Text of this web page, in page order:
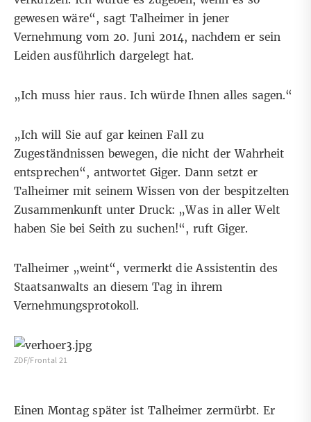
gewesen wäre“, sagt Talheimer in jener
Vernehmung vom 20. Juni 2014, nachdem er sein
Leiden ausführlich dargelegt hat.
„Ich muss hier raus. Ich würde Ihnen alles sagen.“
„Ich will Sie auf gar keinen Fall zu
Zugeständnissen bewegen, die nicht der Wahrheit
entsprechen“, antwortet Giger. Dann setzt er
Talheimer mit seinem Wissen von der bespitzelten
Zusammenkunft unter Druck: „Was in aller Welt
haben Sie bei Seith zu suchen!“, ruft Giger.
Talheimer „weint“, vermerkt die Assistentin des
Staatsanwalts an diesem Tag in ihrem
Vernehmungsprotokoll.
ZDF/Frontal 21
Einen Montag später ist Talheimer zermürbt. Er